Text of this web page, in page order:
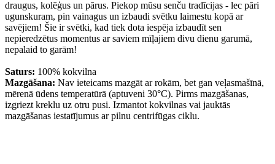
draugus, kolēģus un pārus. Piekop mūsu senču tradīcijas - lec pāri
ugunskuram, pin vainagus un izbaudi svētku laimestu kopā ar
savējiem! Šie ir svētki, kad tiek dota iespēja izbaudīt sen
nepieredzētus momentus ar saviem mīļajiem divu dienu garumā,
nepalaid to garām!
Saturs: 100% kokvilna
Mazgāšana: Nav ieteicams mazgāt ar rokām, bet gan veļasmašīnā,
mērenā ūdens temperatūrā (aptuveni 30°C). Pirms mazgāšanas,
izgriezt kreklu uz otru pusi. Izmantot kokvilnas vai jauktās
mazgāšanas iestatījumus ar pilnu centrifūgas ciklu.